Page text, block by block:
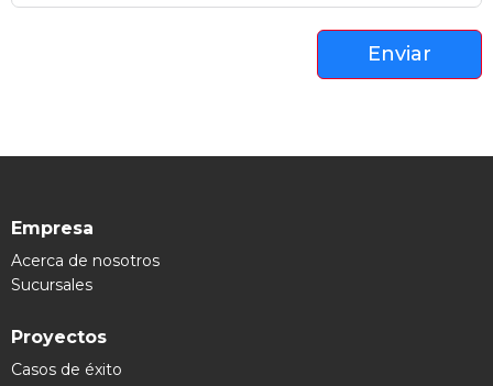
Enviar
Empresa
Acerca de nosotros
Sucursales
Proyectos
Casos de éxito